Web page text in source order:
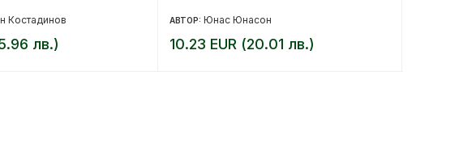
Костадинов
лв.)
АВТОР: Юнас Юнасон
10.23 EUR (20.01 лв.)